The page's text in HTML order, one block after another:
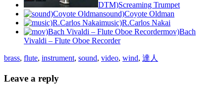
DTM)Screaming Trumpet
sound)Coyote Oldman
music)R.Carlos Nakai
mov)Bach
Vivaldi – Flute Oboe Recorder
brass, flute, instrument, sound, video, wind, 達人
Leave a reply